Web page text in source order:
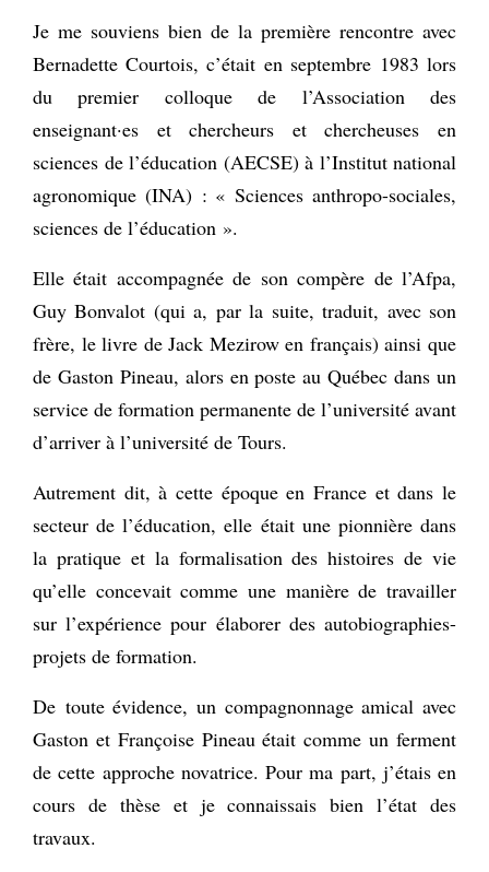
Je me souviens bien de la première rencontre avec
Bernadette Courtois, c’était en septembre 1983 lors
du premier colloque de l’Association des
enseignant·es et chercheurs et chercheuses en
sciences de l’éducation (AECSE) à l’Institut national
agronomique (INA) : « Sciences anthropo-sociales,
sciences de l’éducation ».
Elle était accompagnée de son compère de l’Afpa,
Guy Bonvalot (qui a, par la suite, traduit, avec son
frère, le livre de Jack Mezirow en français) ainsi que
de Gaston Pineau, alors en poste au Québec dans un
service de formation permanente de l’université avant
d’arriver à l’université de Tours.
Autrement dit, à cette époque en France et dans le
secteur de l’éducation, elle était une pionnière dans
la pratique et la formalisation des histoires de vie
qu’elle concevait comme une manière de travailler
sur l’expérience pour élaborer des autobiographies-
projets de formation.
De toute évidence, un compagnonnage amical avec
Gaston et Françoise Pineau était comme un ferment
de cette approche novatrice. Pour ma part, j’étais en
cours de thèse et je connaissais bien l’état des
travaux.